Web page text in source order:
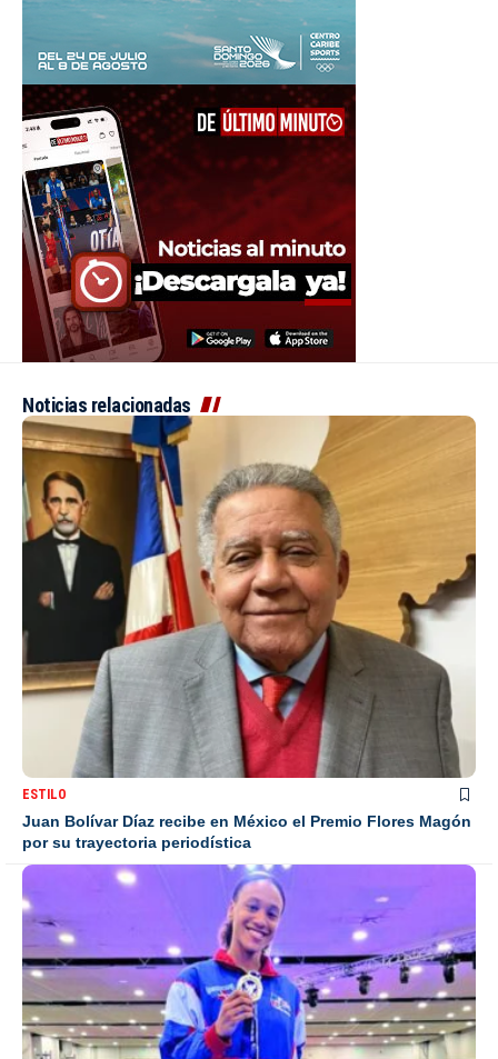
Noticias relacionadas
ESTILO
Juan Bolívar Díaz recibe en México el Premio Flores Magón
por su trayectoria periodística